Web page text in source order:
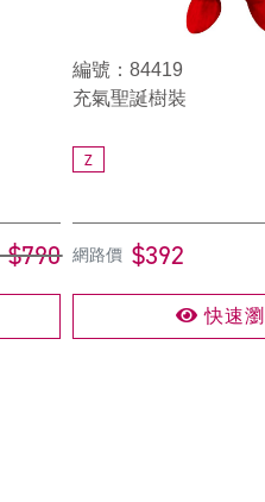
$790
編號：84419
充氣聖誕樹裝
Z
網路價 $392
快速